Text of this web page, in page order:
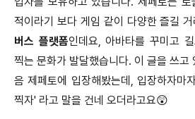
적이라기 보다 게임 같이 다양한 즐길
버스 플랫폼인데요, 아바타를 꾸미고
찍는 문화가 발달했습니다. 이 글을 쓰고
음 제페토에 입장해봤는데, 입장하자마
찍자' 라고 말을 건네 오더라고요😲